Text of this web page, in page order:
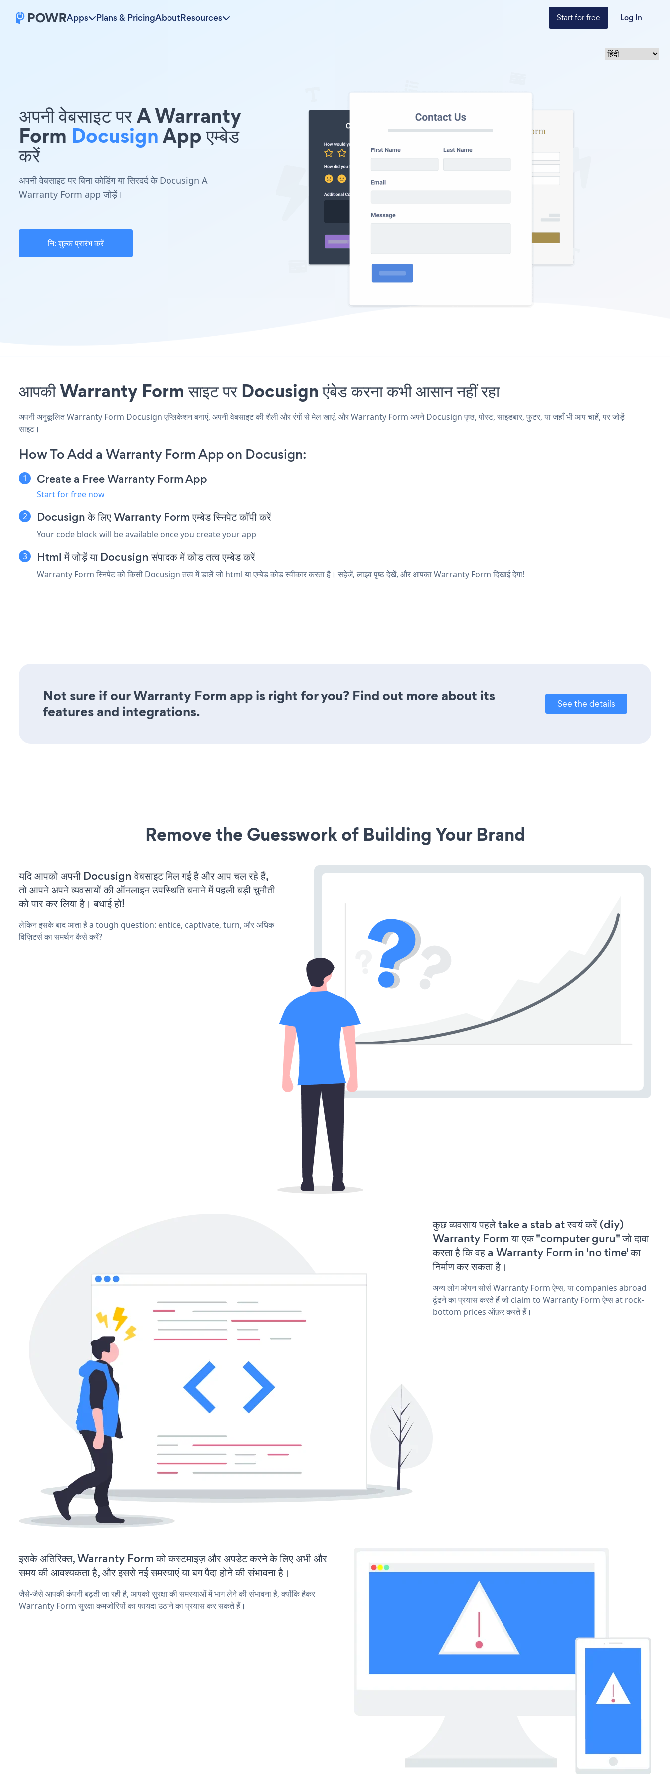
Apps Plans & PricingAboutResources Start for free Log In
अपनी वेबसाइट पर A Warranty
Form DocusignApp एम्बेड
करें
अपनी वेबसाइट पर बिना कोडिंग या सिरदर्द के Docusign A
Warranty Form app जोड़ें।
नि: शुल्क प्रारंभ करें
आपकी Warranty Form साइट पर Docusign एंबेड करना कभी आसान नहीं रहा
अपनी अनुकूलित Warranty Form Docusign एप्लिकेशन बनाएं, अपनी वेबसाइट की शैली और रंगों से मेल खाएं, और Warranty Form अपने Docusign पृष्ठ, पोस्ट, साइडबार, फुटर, या जहाँ भी आप चाहें, पर जोड़ें
साइट।
How To Add a Warranty Form App on Docusign:
Create a Free Warranty Form App
Start for free now
Docusign के लिए Warranty Form एम्बेड स्निपेट कॉपी करें
Your code block will be available once you create your app
Html में जोड़ें या Docusign संपादक में कोड तत्व एम्बेड करें
Warranty Form स्निपेट को किसी Docusign तत्व में डालें जो html या एम्बेड कोड स्वीकार करता है। सहेजें, लाइव पृष्ठ देखें, और आपका Warranty Form दिखाई देगा!
Not sure if our Warranty Form app is right for you? Find out more about its
features and integrations.
See the details
Remove the Guesswork of Building Your Brand
यदि आपको अपनी Docusign वेबसाइट मिल गई है और आप चल रहे हैं,
तो आपने अपने व्यवसायों की ऑनलाइन उपस्थिति बनाने में पहली बड़ी चुनौती
को पार कर लिया है। बधाई हो!
लेकिन इसके बाद आता है a tough question: entice, captivate, turn, और अधिक
विज़िटर्स का समर्थन कैसे करें?
कुछ व्यवसाय पहले take a stab at स्वयं करें (diy)
Warranty Form या एक "computer guru" जो दावा
करता है कि वह a Warranty Form in 'no time' का
निर्माण कर सकता है।
अन्य लोग ओपन सोर्स Warranty Form ऐप्स, या companies abroad
ढूंढने का प्रयास करते हैं जो claim to Warranty Form ऐप्स at rock-
bottom prices ऑफ़र करते हैं।
इसके अतिरिक्त, Warranty Form को कस्टमाइज़ और अपडेट करने के लिए अभी और
समय की आवश्यकता है, और इससे नई समस्याएं या बग पैदा होने की संभावना है।
जैसे-जैसे आपकी कंपनी बढ़ती जा रही है, आपको सुरक्षा की समस्याओं में भाग लेने की संभावना है, क्योंकि हैकर
Warranty Form सुरक्षा कमजोरियों का फायदा उठाने का प्रयास कर सकते हैं।